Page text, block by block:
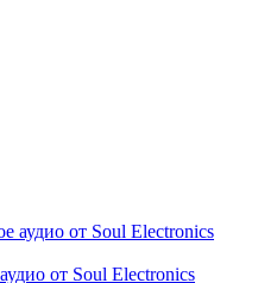
от Soul Electronics